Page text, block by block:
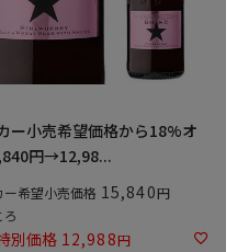
ー小売希望価格から18%オ
円→12,98...
ー希望小売価格 15,840
ろ
別価格 12,988